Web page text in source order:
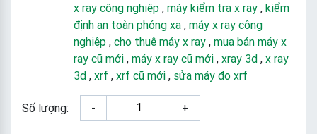
x ray công nghiệp , máy kiểm tra x ray , kiểm
định an toàn phóng xạ , máy x ray công
nghiệp , cho thuê máy x ray , mua bán máy x
ray cũ mới , máy x ray cũ mới , xray 3d , x ray
3d , xrf , xrf cũ mới , sửa máy đo xrf
Số lượng: - +